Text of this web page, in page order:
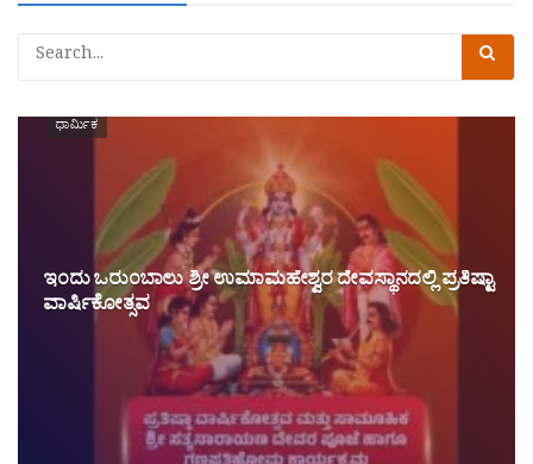
ಧಾರ್ಮಿಕ
ಇಂದು ಒರುಂಬಾಲು ಶ್ರೀ ಉಮಾಮಹೇಶ್ವರ ದೇವಸ್ಥಾನದಲ್ಲಿ ಪ್ರತಿಷ್ಟಾ
ವಾರ್ಷಿಕೋತ್ಸವ